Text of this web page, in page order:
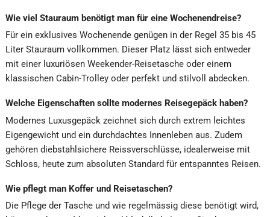
Wie viel Stauraum benötigt man für eine Wochenendreise?
Für ein exklusives Wochenende genügen in der Regel 35 bis 45
Liter Stauraum vollkommen. Dieser Platz lässt sich entweder
mit einer luxuriösen Weekender-Reisetasche oder einem
klassischen Cabin-Trolley oder perfekt und stilvoll abdecken.
Welche Eigenschaften sollte modernes Reisegepäck haben?
Modernes Luxusgepäck zeichnet sich durch extrem leichtes
Eigengewicht und ein durchdachtes Innenleben aus. Zudem
gehören diebstahlsichere Reissverschlüsse, idealerweise mit
Schloss, heute zum absoluten Standard für entspanntes Reisen.
Wie pflegt man Koffer und Reisetaschen?
Die Pflege der Tasche und wie regelmässig diese benötigt wird,